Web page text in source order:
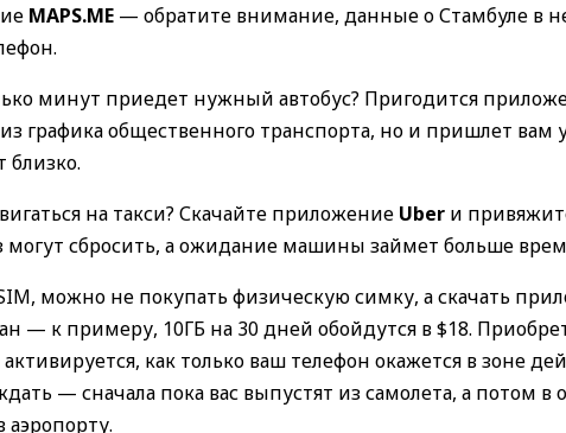
MAPS.ME — обратите внимание, данные о Стамбуле в
минут приедет нужный автобус? Пригодится
графика общественного транспорта, но и пришлет вам
близко.
на такси? Скачайте приложение Uber и
могут сбросить, а ожидание машины займет больше
можно не покупать физическую симку, а скачать
— к примеру, 10ГБ на 30 дней обойдутся в $18.
как только ваш телефон окажется в зоне
— сначала пока вас выпустят из самолета, а потом в